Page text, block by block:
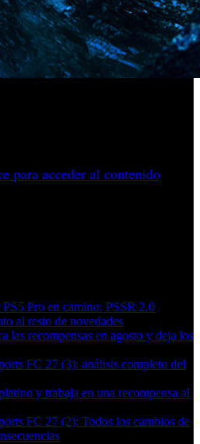
para acceder al contenido
Pro en camino: PSSR 2.0
al resto de novedades
las recompensas en agosto y deja los
FC 27 (3): análisis completo del
y trabaja en una recompensa al
FC 27 (2): Todos los cambios de